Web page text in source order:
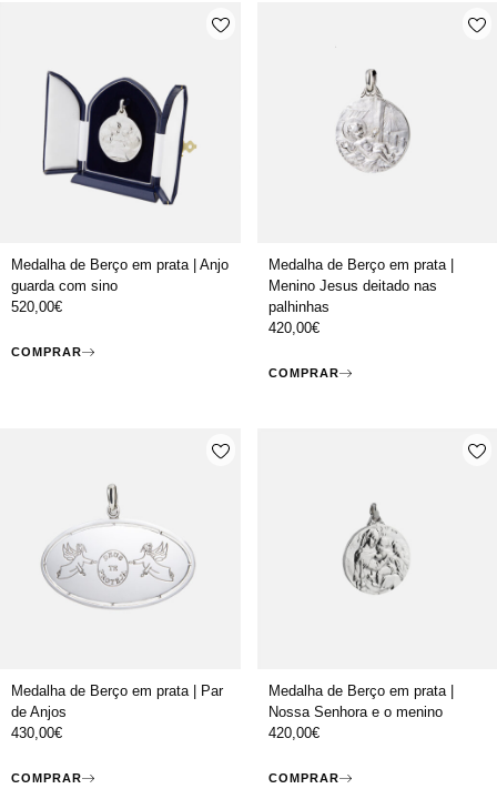
Medalha de Berço em prata | Anjo
guarda com sino
520,00€
COMPRAR
Medalha de Berço em prata |
Menino Jesus deitado nas
palhinhas
420,00€
COMPRAR
Medalha de Berço em prata | Par
de Anjos
430,00€
COMPRAR
Medalha de Berço em prata |
Nossa Senhora e o menino
420,00€
COMPRAR